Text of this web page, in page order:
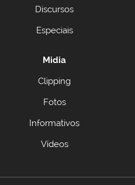
Discursos
Especiais
Midia
Clipping
Fotos
Informativos
Vídeos